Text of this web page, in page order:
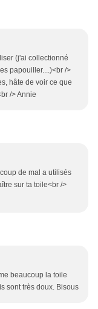
(j'ai collectionné
papouiller....)<br />
hâte de voir ce que
/> Annie
de mal a utilisés
sur ta toile<br />
beaucoup la toile
sont très doux. Bisous